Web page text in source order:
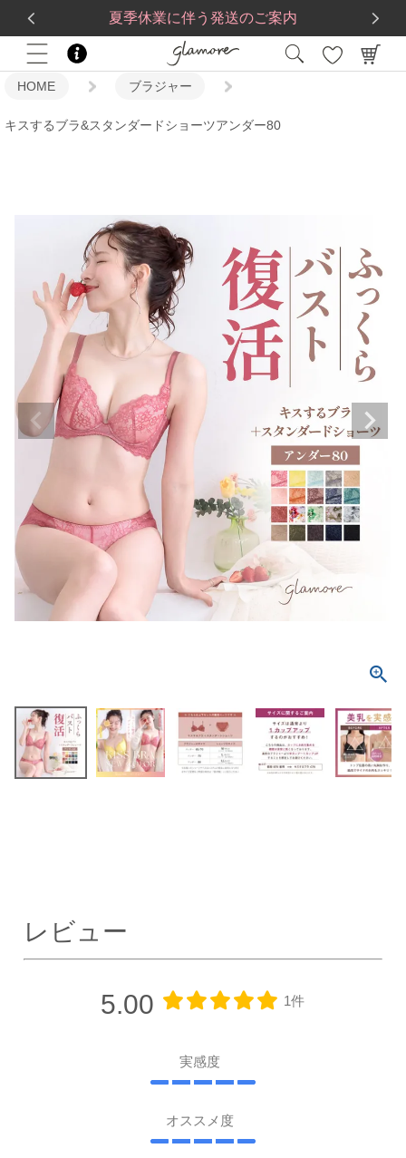
夏季休業に伴う発送のご案内
送料一律560円5,500 円(税込)以上で送料無料
HOME ブラジャー
キスするブラ&スタンダードショーツアンダー80
レビュー
5.00 1件
実感度
オススメ度